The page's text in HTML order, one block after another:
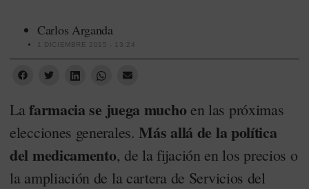
Carlos Arganda
1 DICIEMBRE 2015 - 13:24
La farmacia se juega mucho en las próximas
elecciones generales.Más allá de la política
del medicamento, de la fijación en los precios o
la ampliación de la cartera de Servicios del